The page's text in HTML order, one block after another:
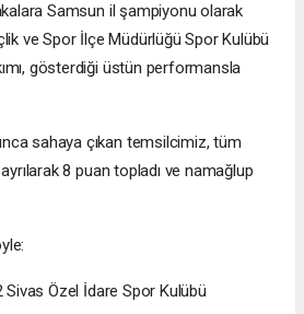
Samsun il şampiyonu olarak
ve Spor İlçe Müdürlüğü Spor Kulübü
gösterdiği üstün performansla
sahaya çıkan temsilcimiz, tüm
8 puan topladı ve namağlup
Özel İdare Spor Kulübü